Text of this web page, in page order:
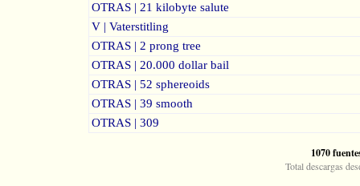
OTRAS | 21 kilobyte salute
V | Vaterstitling
OTRAS | 2 prong tree
OTRAS | 20.000 dollar bail
OTRAS | 52 sphereoids
OTRAS | 39 smooth
OTRAS | 309
1070
Total descargas